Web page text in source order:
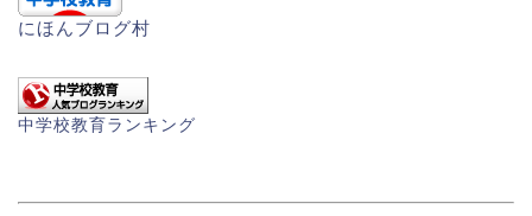
にほんブログ村
中学校教育ランキング